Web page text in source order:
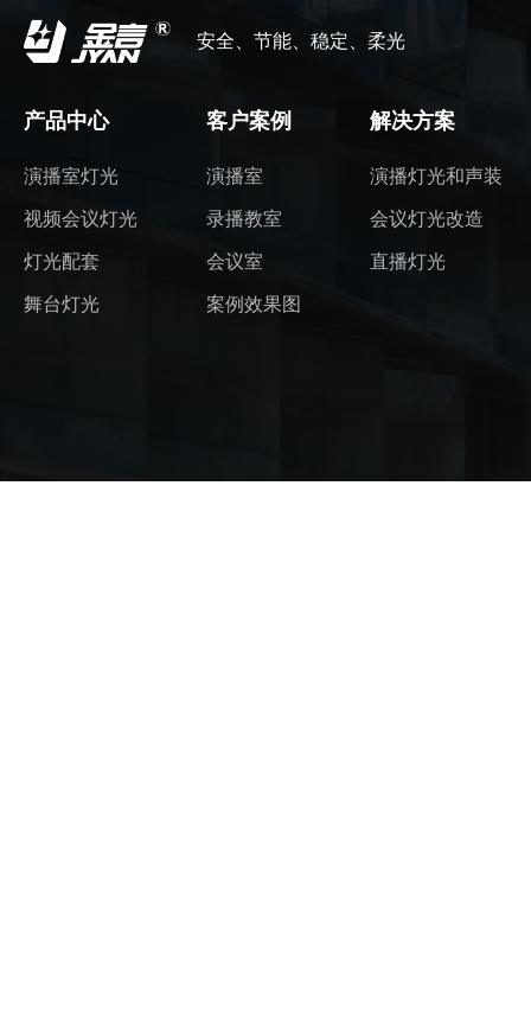
安全、节能、稳定、柔光
产品中心
演播室灯光
视频会议灯光
灯光配套
舞台灯光
客户案例
演播室
录播教室
会议室
案例效果图
解决方案
演播灯光和声装
会议灯光改造
直播灯光